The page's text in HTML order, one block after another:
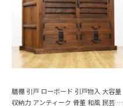
膳棚 引戸 ローボード 引戸物入 大容量
収納力 アンティーク 骨董 和風 民芸 古